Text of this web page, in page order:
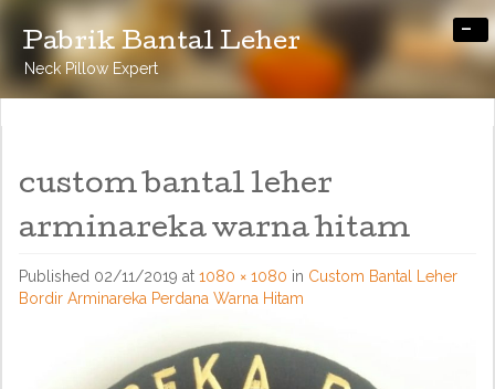
Pabrik Bantal Leher
Neck Pillow Expert
-
custom bantal leher
arminareka warna hitam
Published 02/11/2019 at 1080 × 1080 in Custom Bantal Leher
Bordir Arminareka Perdana Warna Hitam